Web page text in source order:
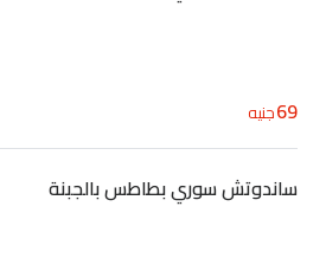
69جنيه
ساندوتش سوري بطاطس بالجبنة